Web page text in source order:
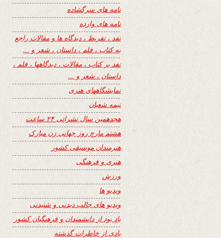
نامه های سرگشاده
نامه های وارده
نفد ، تقریظ ، دیدگاه ها و مقالات راجع
به کتاب ، فلم ، داستان ، شعر و …
نفد بر کتاب ، مقالات ، دیدگاهها ، فلم ،
داستان ، شعر و …
نمایشگاههای هنری
نیمه شعبان
هجدهمین سال نشراتی ۲۴ ساعت
هشتم مارچ روز جهانی زن مبارک
هنرمندان موسیقی کشور
هنری و فرهنگی
ورزش
ویدیو ها
ویدیو های جالب دیدنی و شنیدنی
یاد بود از دانشمندان و فرهنگیان کشور
یادی از خاطرات گذشته